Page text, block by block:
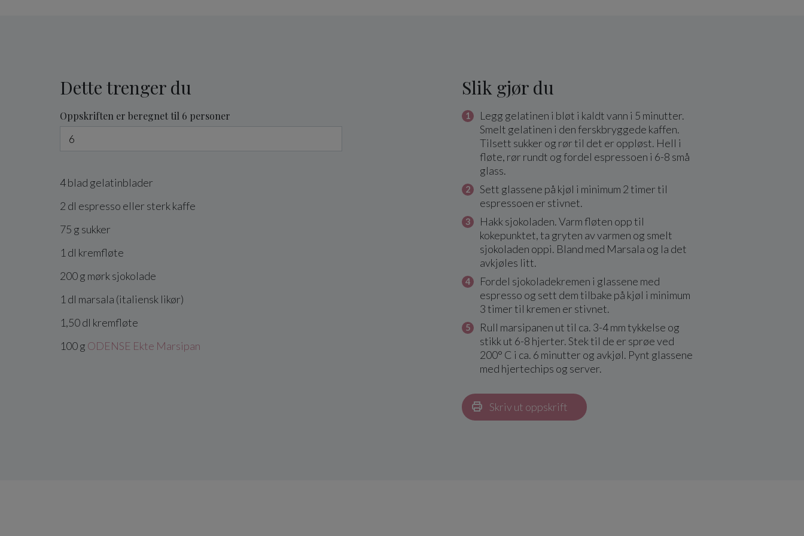
Dette trenger du
Oppskriften er beregnet til 6 personer
4blad gelatinblader
2 dl espresso eller sterk kaffe
75 g sukker
1 dl kremfløte
200g mørk sjokolade
1 dl marsala (italiensk likør)
1,50dl kremfløte
100g ODENSE Ekte Marsipan
Slik gjør du
Legg gelatinen i bløt i kaldt vann i 5 minutter.
Smelt gelatinen i den ferskbryggede kaffen.
Tilsett sukker og rør til det er oppløst. Hell i
fløte, rør rundt og fordel espressoen i 6-8 små
glass.
Sett glassene på kjøl i minimum 2 timer til
espressoen er stivnet.
Hakk sjokoladen. Varm fløten opp til
kokepunktet, ta gryten av varmen og smelt
sjokoladen oppi. Bland med Marsala og la det
avkjøles litt.
Fordel sjokoladekremen i glassene med
espresso og sett dem tilbake på kjøl i minimum
3 timer til kremen er stivnet.
Rull marsipanen ut til ca. 3-4 mm tykkelse og
stikk ut 6-8 hjerter. Stek til de er sprøe ved
200° C i ca. 6 minutter og avkjøl. Pynt glassene
med hjertechips og server.
Skriv ut oppskrift